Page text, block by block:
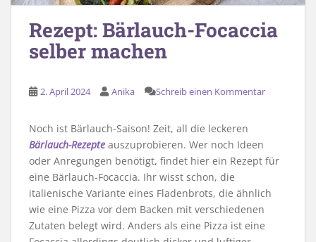
Rezept: Bärlauch-Focaccia
selber machen
2. April 2024 Anika Schreib einen Kommentar
Noch ist Bärlauch-Saison! Zeit, all die leckeren
Bärlauch-Rezepte auszuprobieren. Wer noch Ideen
oder Anregungen benötigt, findet hier ein Rezept für
eine Bärlauch-Focaccia. Ihr wisst schon, die
italienische Variante eines Fladenbrots, die ähnlich
wie eine Pizza vor dem Backen mit verschiedenen
Zutaten belegt wird. Anders als eine Pizza ist eine